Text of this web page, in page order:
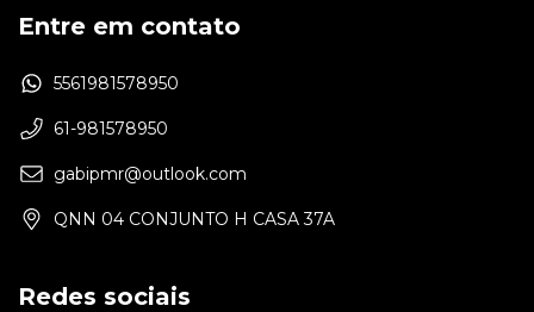
Entre em contato
5561981578950
61-981578950
gabipmr@outlook.com
QNN 04 CONJUNTO H CASA 37A
Redes sociais